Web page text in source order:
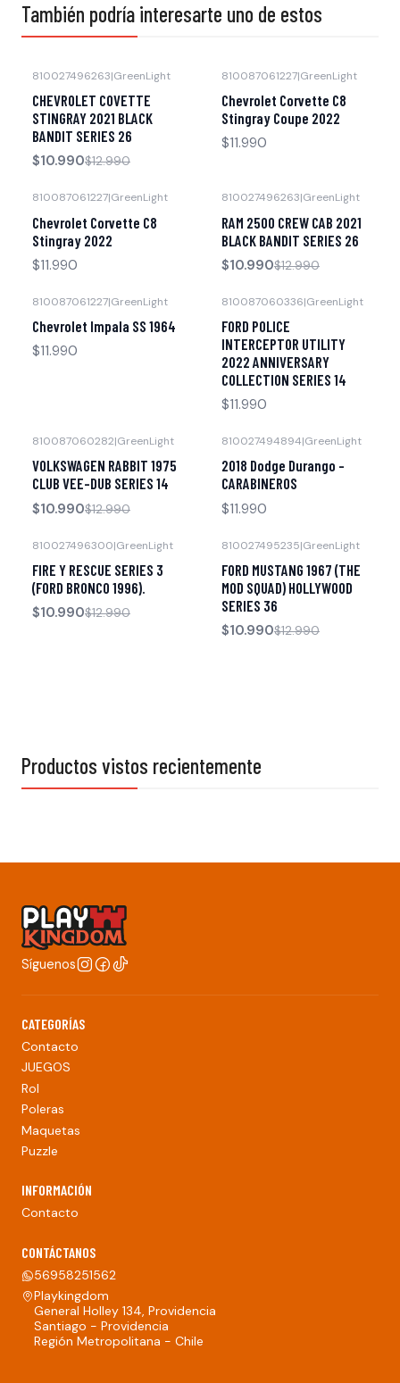
También podría interesarte uno de estos
Agotado
810027496263|GreenLight
CHEVROLET COVETTE
STINGRAY 2021 BLACK
BANDIT SERIES 26
$10.990$12.990
810087061227|GreenLight
Chevrolet Corvette C8
Stingray Coupe 2022
$11.990
810087061227|GreenLight
Chevrolet Corvette C8
Stingray 2022
$11.990
Agotado
810027496263|GreenLight
RAM 2500 CREW CAB 2021
BLACK BANDIT SERIES 26
$10.990$12.990
810087061227|GreenLight
Chevrolet Impala SS 1964
$11.990
810087060336|GreenLight
FORD POLICE
INTERCEPTOR UTILITY
2022 ANNIVERSARY
COLLECTION SERIES 14
$11.990
Agotado
810087060282|GreenLight
VOLKSWAGEN RABBIT 1975
CLUB VEE-DUB SERIES 14
$10.990$12.990
810027494894|GreenLight
2018 Dodge Durango -
CARABINEROS
$11.990
Agotado
810027496300|GreenLight
FIRE Y RESCUE SERIES 3
(FORD BRONCO 1996).
$10.990$12.990
Agotado
810027495235|GreenLight
FORD MUSTANG 1967 (THE
MOD SQUAD) HOLLYWOOD
SERIES 36
$10.990$12.990
Productos vistos recientemente
Síguenos
CATEGORÍAS
Contacto
JUEGOS
Rol
Poleras
Maquetas
Puzzle
INFORMACIÓN
Contacto
CONTÁCTANOS
56958251562
Playkingdom
General Holley 134, Providencia
Santiago - Providencia
Región Metropolitana - Chile